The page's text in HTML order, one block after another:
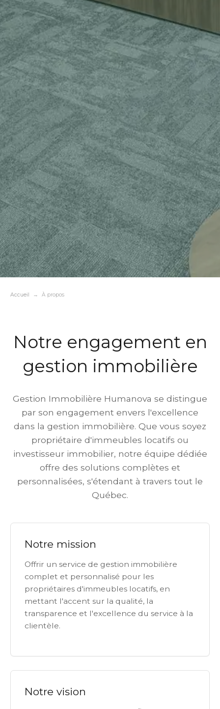
Accueil À propos
Notre engagement en
gestion immobilière
Gestion Immobilière Humanova se distingue
par son engagement envers l'excellence
dans la gestion immobilière. Que vous soyez
propriétaire d'immeubles locatifs ou
investisseur immobilier, notre équipe dédiée
offre des solutions complètes et
personnalisées, s'étendant à travers tout le
Québec.
Notre mission
Offrir un service de gestion immobilière
complet et personnalisé pour les
propriétaires d'immeubles locatifs, en
mettant l'accent sur la qualité, la
transparence et l'excellence du service à la
clientèle.
Notre vision